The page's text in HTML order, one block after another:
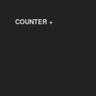
COUNTER +